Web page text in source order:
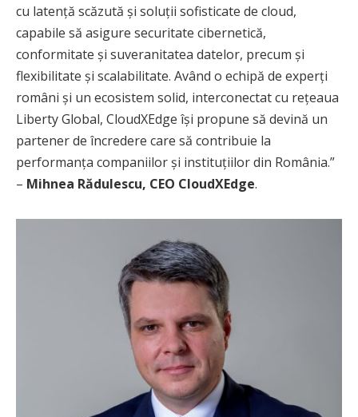
cu latență scăzută și soluții sofisticate de cloud,
capabile să asigure securitate cibernetică,
conformitate și suveranitatea datelor, precum și
flexibilitate și scalabilitate. Având o echipă de experți
români și un ecosistem solid, interconectat cu rețeaua
Liberty Global, CloudXEdge își propune să devină un
partener de încredere care să contribuie la
performanța companiilor și instituțiilor din România.”
– Mihnea Rădulescu, CEO CloudXEdge.